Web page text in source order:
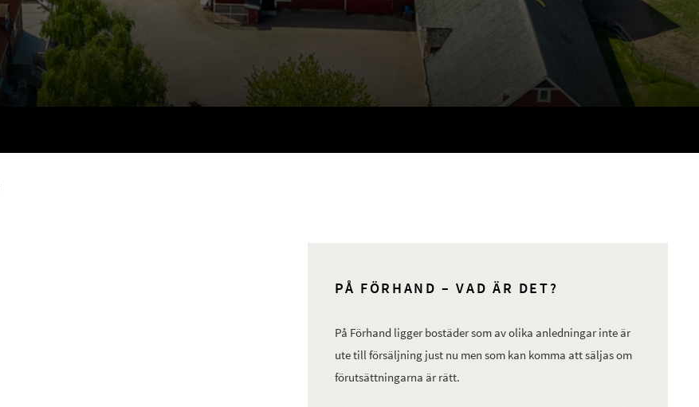
PÅ FÖRHAND – VAD ÄR DET?
På Förhand ligger bostäder som av olika anledningar inte är
ute till försäljning just nu men som kan komma att säljas om
förutsättningarna är rätt.